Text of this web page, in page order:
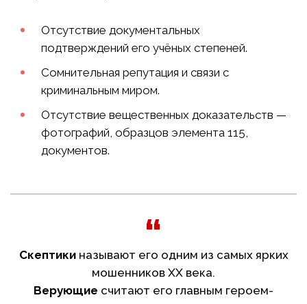
Отсутствие документальных
подтверждений его учёных степеней.
Сомнительная репутация и связи с
криминальным миром.
Отсутствие вещественных доказательств —
фотографий, образцов элемента 115,
документов.
Скептикиназывают его одним из самых ярких
мошенников XX века.
Верующие считают его главным героем-